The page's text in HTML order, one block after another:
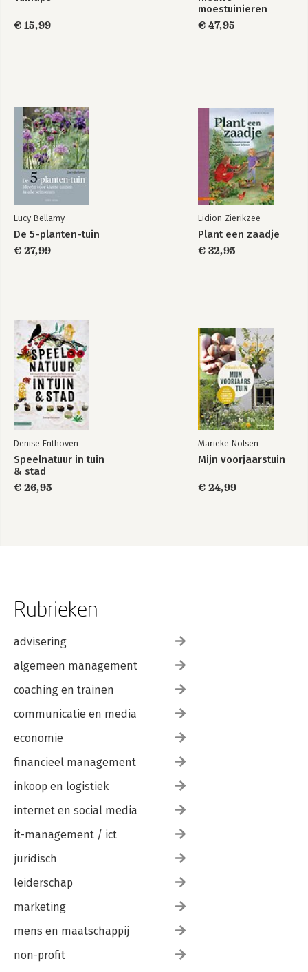
€ 15,99
moestuinieren
€ 47,95
Lucy Bellamy
De 5-planten-tuin
€ 27,99
Lidion Zierikzee
Plant een zaadje
€ 32,95
Denise Enthoven
Speelnatuur in tuin
& stad
€ 26,95
Marieke Nolsen
Mijn voorjaarstuin
€ 24,99
Rubrieken
advisering
algemeen management
coaching en trainen
communicatie en media
economie
financieel management
inkoop en logistiek
internet en social media
it-management / ict
juridisch
leiderschap
marketing
mens en maatschappij
non-profit